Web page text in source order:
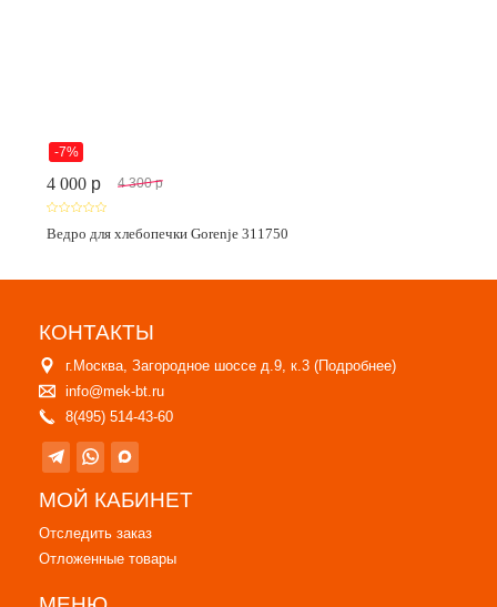
-7%
4 000 p 4 300 p
Ведро для хлебопечки Gorenje 311750
КОНТАКТЫ
г.Москва, Загородное шоссе д.9, к.3 (Подробнее)
info@mek-bt.ru
8(495) 514-43-60
МОЙ КАБИНЕТ
Отследить заказ
Отложенные товары